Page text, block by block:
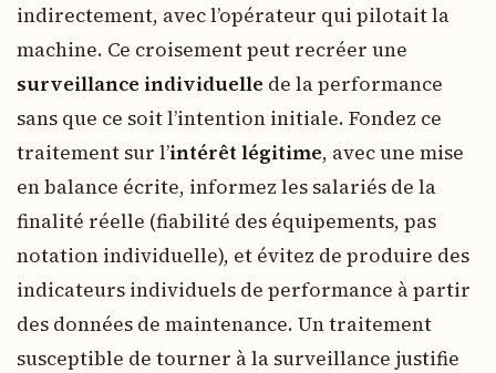
indirectement, avec l’opérateur qui pilotait la
machine. Ce croisement peut recréer une
surveillance individuelle de la performance
sans que ce soit l’intention initiale. Fondez ce
traitement sur l’intérêt légitime, avec une mise
en balance écrite, informez les salariés de la
finalité réelle (fiabilité des équipements, pas
notation individuelle), et évitez de produire des
indicateurs individuels de performance à partir
des données de maintenance. Un traitement
susceptible de tourner à la surveillance justifie